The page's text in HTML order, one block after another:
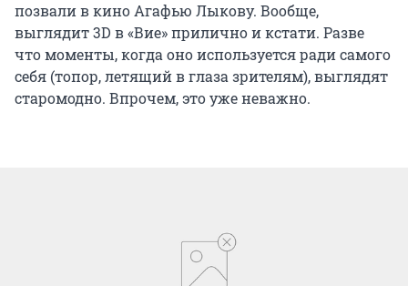
позвали в кино Агафью Лыкову. Вообще,
выглядит 3D в «Вие» прилично и кстати. Разве
что моменты, когда оно используется ради самого
себя (топор, летящий в глаза зрителям), выглядят
старомодно. Впрочем, это уже неважно.